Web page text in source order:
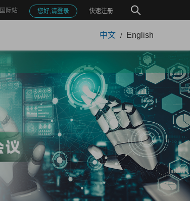
国际站 您好,请登录 快速注册
中文 / English